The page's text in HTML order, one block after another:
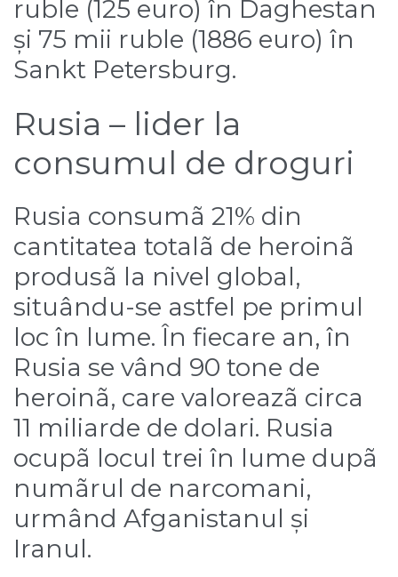
ruble (125 euro) în Daghestan
și 75 mii ruble (1886 euro) în
Sankt Petersburg.
Rusia – lider la
consumul de droguri
Rusia consumã 21% din
cantitatea totalã de heroinã
produsã la nivel global,
situându-se astfel pe primul
loc în lume. În fiecare an, în
Rusia se vând 90 tone de
heroinã, care valoreazã circa
11 miliarde de dolari. Rusia
ocupã locul trei în lume dupã
numãrul de narcomani,
urmând Afganistanul și
Iranul.